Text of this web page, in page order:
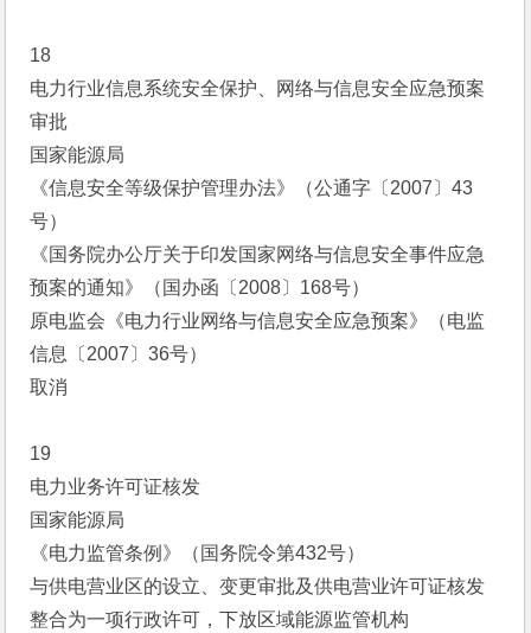
18
电力行业信息系统安全保护、网络与信息安全应急预案
审批
国家能源局
《信息安全等级保护管理办法》（公通字〔2007〕43
号）
《国务院办公厅关于印发国家网络与信息安全事件应急
预案的通知》（国办函〔2008〕168号）
原电监会《电力行业网络与信息安全应急预案》（电监
信息〔2007〕36号）
取消
19
电力业务许可证核发
国家能源局
《电力监管条例》（国务院令第432号）
与供电营业区的设立、变更审批及供电营业许可证核发
整合为一项行政许可，下放区域能源监管机构